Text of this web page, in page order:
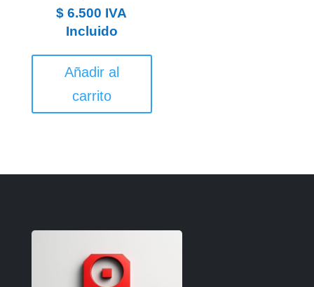
$ 6.500 IVA
Incluido
Añadir al
carrito